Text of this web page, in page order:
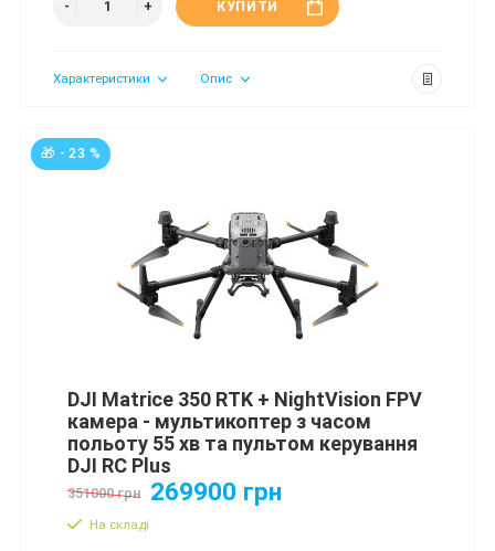
КУПИТИ
Характеристики Опис
🎁 - 23 %
DJI Matrice 350 RTK + NightVision FPV
камера - мультикоптер з часом
польоту 55 хв та пультом керування
DJI RC Plus
351000 грн 269900 грн
На складі